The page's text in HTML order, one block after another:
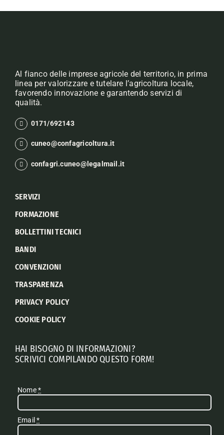
Al fianco delle imprese agricole del territorio, in prima
linea per valorizzare e tutelare l’agricoltura locale,
favorendo innovazione e garantendo servizi di
qualità.
0171/692143
cuneo@confagricoltura.it
confagri.cuneo@legalmail.it
SERVIZI
FORMAZIONE
BOLLETTINI TECNICI
BANDI
CONVENZIONI
TRASPARENZA
PRIVACY POLICY
COOKIE POLICY
HAI BISOGNO DI INFORMAZIONI?
SCRIVICI COMPILANDO QUESTO FORM!
Nome*
Email*